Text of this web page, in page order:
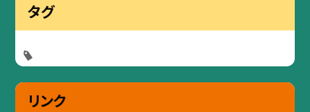
タグ
リンク